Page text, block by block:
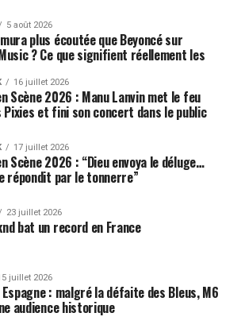
5 août 2026
plus écoutée que Beyoncé sur
? Ce que signifient réellement les
16 juillet 2026
Scène 2026 : Manu Lanvin met le feu
Pixies et fini son concert dans le public
17 juillet 2026
Scène 2026 : “Dieu envoya le déluge…
répondit par le tonnerre”
23 juillet 2026
bat un record en France
juillet 2026
: malgré la défaite des Bleus, M6
audience historique